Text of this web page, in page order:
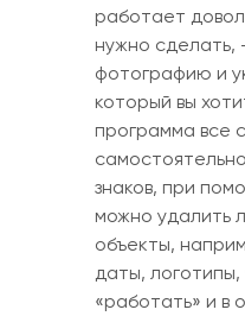
работает
нужно сделать,
фотографию и
который вы
программа все
знаков, при
можно удалить
объекты,
даты,
«работать» и в